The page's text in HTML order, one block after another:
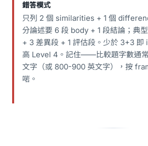
錯答模式
只列 2 個 similarities + 1 個
分論述要 6 段 body + 1 段結論；典
+ 3 差異段 + 1 評估段。少於 3+3
高 Level 4。記住——比較題字數通
文字（或 800-900 英文字），按
啱。